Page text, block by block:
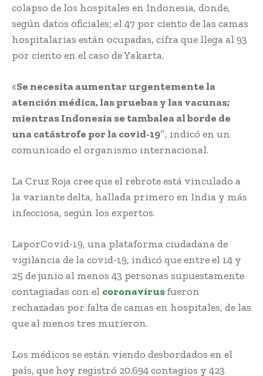
colapso de los hospitales en Indonesia, donde,
según datos oficiales; el 47 por ciento de las camas
hospitalarias están ocupadas, cifra que llega al 93
por ciento en el caso de Yakarta.
«Se necesita aumentar urgentemente la
atención médica, las pruebas y las vacunas;
mientras Indonesia se tambalea al borde de
una catástrofe por la covid-19″, indicó en un
comunicado el organismo internacional.
La Cruz Roja cree que el rebrote está vinculado a
la variante delta, hallada primero en India y más
infecciosa, según los expertos.
LaporCovid-19, una plataforma ciudadana de
vigilancia de la covid-19, indicó que entre el 14 y
25 de junio al menos 43 personas supuestamente
contagiadas con el coronavirusfueron
rechazadas por falta de camas en hospitales, de las
que al menos tres murieron.
Los médicos se están viendo desbordados en el
país, que hoy registró 20.694 contagios y 423